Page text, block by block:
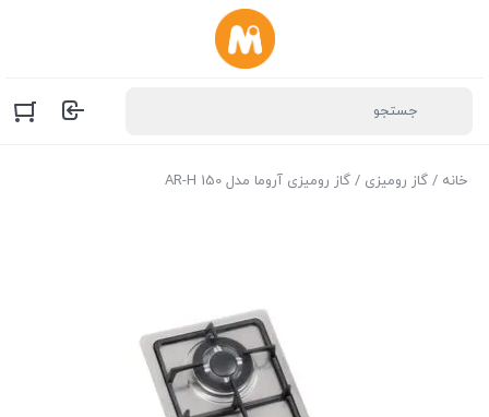
خانه / گاز رومیزی / گاز رومیزی آروما مدل AR-H 150